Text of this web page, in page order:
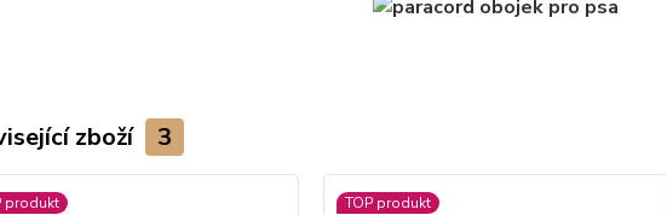
zboží 3
produkt
TOP produkt